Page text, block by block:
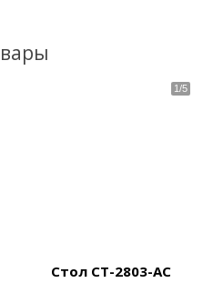
Стол СТ-2803-АС